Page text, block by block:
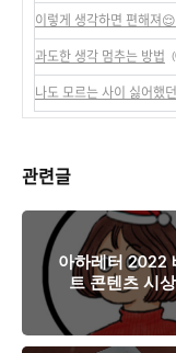
이렇게 생각하면 편해져😌
과도한 생각 멈추는 방법
나도 모르는 사이 싫어했
관련글
아하레터 2022
트 콘텐츠 시